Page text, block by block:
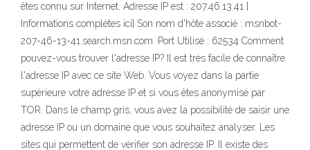
êtes connu sur Internet. Adresse IP est : 207.46.13.41 [
Informations complètes ici] Son nom d'hôte associé : msnbot-
207-46-13-41.search.msn.com. Port Utilisé : 62534 Comment
pouvez-vous trouver l'adresse IP? Il est très facile de connaître
l'adresse IP avec ce site Web. Vous voyez dans la partie
supérieure votre adresse IP et si vous êtes anonymisé par
TOR. Dans le champ gris, vous avez la possibilité de saisir une
adresse IP ou un domaine que vous souhaitez analyser. Les
sites qui permettent de vérifier son adresse IP. Il existe des